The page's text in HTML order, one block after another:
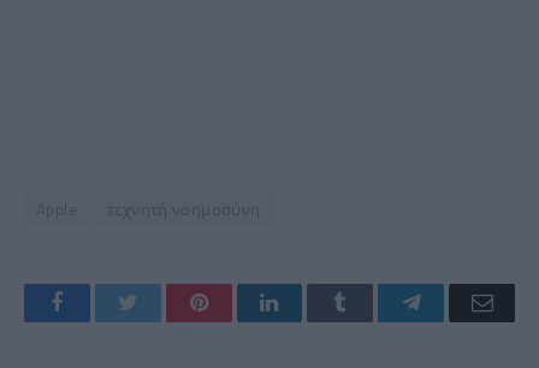
τεχνητή νοημοσύνη
Facebook Twitter PinterestLinkedIn Tumblr Telegram